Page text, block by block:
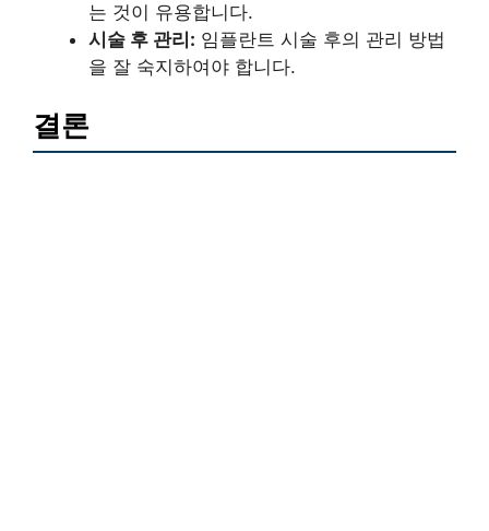
는 것이 유용합니다.
시술 후 관리: 임플란트 시술 후의 관리 방법
을 잘 숙지하여야 합니다.
결론